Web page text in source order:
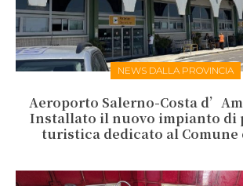
NEWS DALLA PROVINCIA
Aeroporto Salerno-Costa
Installato il nuovo impianto di
turistica dedicato al Comune